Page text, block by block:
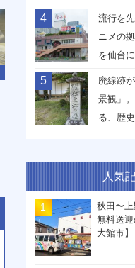
県山形市
4
流行を
ニメの
を仙台
前イー
台市】
5
廃線跡
景観」
る、歴
人気
秋田〜
無料送
大館市】